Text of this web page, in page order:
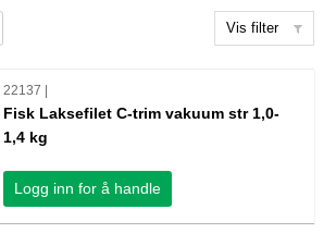
Vis filter
22137 |
Fisk Laksefilet C-trim vakuum str 1,0-
1,4 kg
Logg inn for å handle